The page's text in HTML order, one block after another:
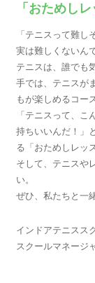
「おためし
「テニスって難
実は難しくないん
テニスは、誰でも
手では、テニスが
もが楽しめるコー
「テニスって、
持ちいいんだ！」
る「おためしレッ
そして、テニスや
い。
ぜひ、私たちと一
インドアテニスス
スクールマネー